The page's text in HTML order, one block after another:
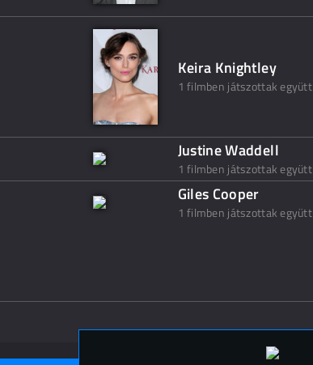
Keira Knightley
1 filmben játszottak együtt
Justine Waddell
1 filmben játszottak együtt
Giles Cooper
1 filmben játszottak együtt